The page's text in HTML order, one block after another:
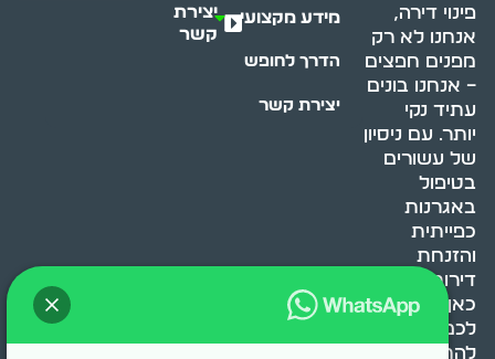
פינוי דירה,
אנחנו לא רק
מפנים חפצים
– אנחנו בונים
עתיד נקי
יותר. עם ניסיון
של עשורים
בטיפול
באגרנות
כפייתית
והזנחת
דירות, אנחנו
כאן כדי לעזור
לכם
להתמודד,
מידע מקצועי
הדרך לחופש
יצירת קשר
יצירת
קשר